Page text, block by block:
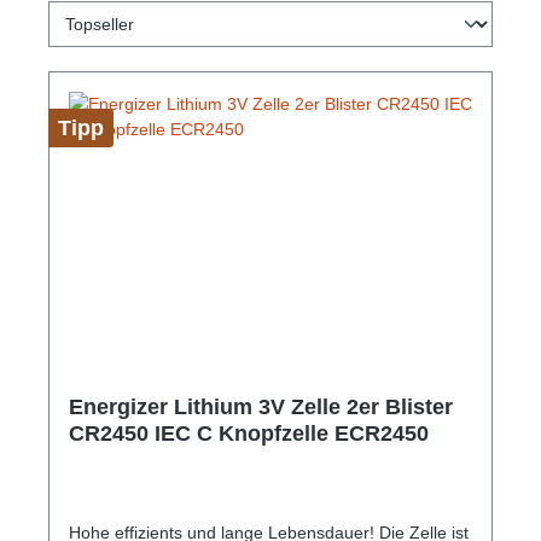
Tipp
Energizer Lithium 3V Zelle 2er Blister
CR2450 IEC C Knopfzelle ECR2450
Hohe effizients und lange Lebensdauer! Die Zelle ist